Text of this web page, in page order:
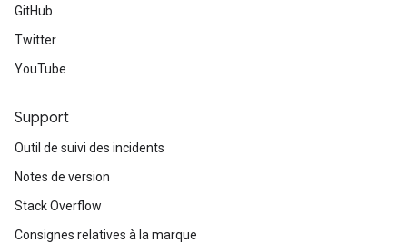
GitHub
Twitter
YouTube
Support
Outil de suivi des incidents
Notes de version
Stack Overflow
Consignes relatives à la marque